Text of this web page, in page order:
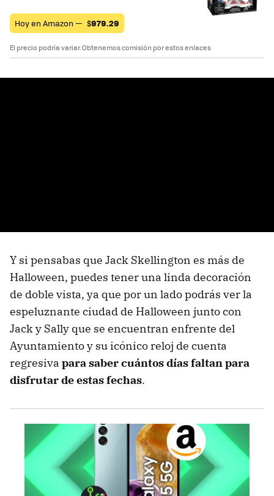
Hoy en Amazon — $979.29
El precio podría variar. Obtenemos comisión por estos enlaces
Y si pensabas que Jack Skellington es más de
Halloween, puedes tener una linda decoración
de doble vista, ya que por un lado podrás ver la
espeluznante ciudad de Halloween junto con
Jack y Sally que se encuentran enfrente del
Ayuntamiento y su icónico reloj de cuenta
regresiva para saber cuántos días faltan para
disfrutar de estas fechas.